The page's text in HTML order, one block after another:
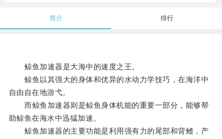
简介 排行
鲸鱼加速器是大海中的速度之王。
鲸鱼以其强大的身体和优异的水动力学技巧，在海洋中
自由自在地游弋。
而鲸鱼加速器则是鲸鱼身体机能的重要一部分，能够帮
助鲸鱼在海水中迅猛加速。
鲸鱼加速器的主要功能是利用强有力的尾部和背鳍，产